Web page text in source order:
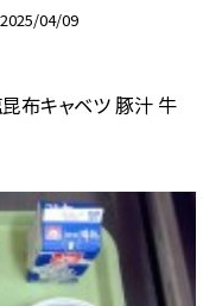
2025/04/09
布キャベツ 豚汁 牛